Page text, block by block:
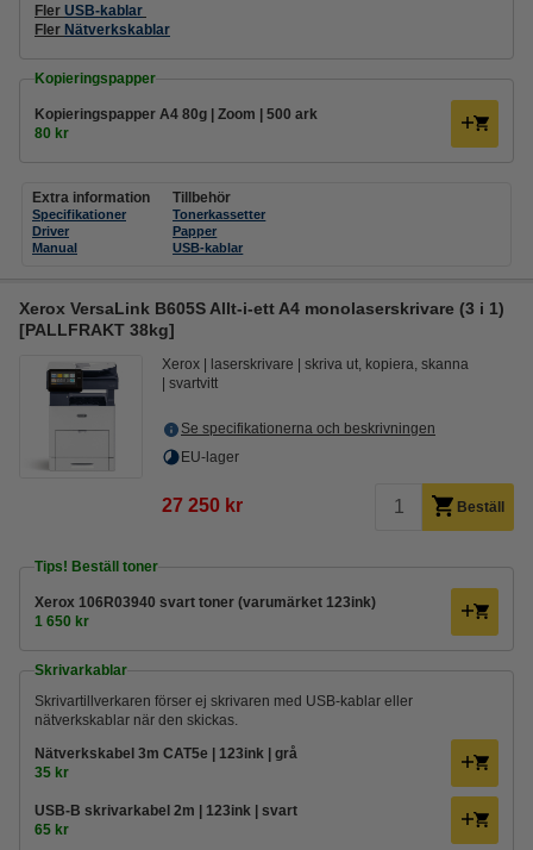
Fler USB-kablar
Fler Nätverkskablar
Kopieringspapper
Kopieringspapper A4 80g | Zoom | 500 ark
80 kr
Extra information
Specifikationer
Driver
Manual
Tillbehör
Tonerkassetter
Papper
USB-kablar
Xerox VersaLink B605S Allt-i-ett A4 monolaserskrivare (3 i 1)
[PALLFRAKT 38kg]
Xerox laserskrivare
skriva ut, kopiera, skanna
svartvitt
Se specifikationerna och beskrivningen
EU-lager
27 250 kr Beställ
Tips! Beställ toner
Xerox 106R03940 svart toner (varumärket 123ink)
1 650 kr
Skrivarkablar
Skrivartillverkaren förser ej skrivaren med USB-kablar eller
nätverkskablar när den skickas.
Nätverkskabel 3m CAT5e | 123ink | grå
35 kr
USB-B skrivarkabel 2m | 123ink | svart
65 kr